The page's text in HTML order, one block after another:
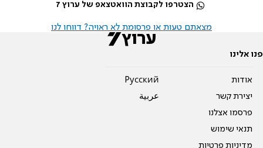
הצטרפו לקבוצת הוואטצאפ של ערוץ 7
מצאתם טעות או פרסומת לא ראויה? דווחו לנו
פנו אלינו
אודות
יצירת קשר
פרסמו אצלנו
תנאי שימוש
מדיניות פרטיות
Pусский
عربية